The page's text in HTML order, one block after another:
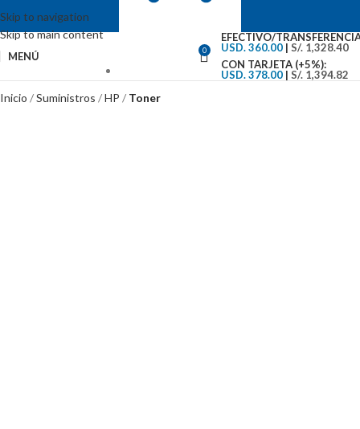
Skip to navigation
Skip to main content
MENÚ 0
EFECTIVO/
USD. 360.00 | S/. 1,328.40
CON TARJETA (+5%):
USD. 378.00 | S/. 1,394.82
Inicio Suministros HP Toner